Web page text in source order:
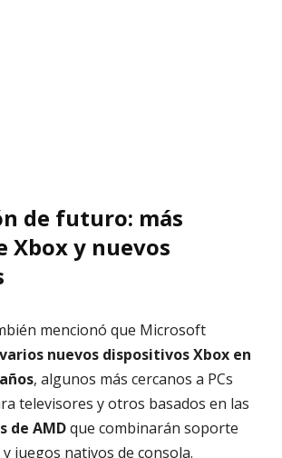
de futuro: más
Xbox y nuevos
mencionó que Microsoft
varios nuevos dispositivos Xbox en
, algunos más cercanos a PCs
televisores y otros basados en las
de AMDque combinarán soporte
juegos nativos de consola.